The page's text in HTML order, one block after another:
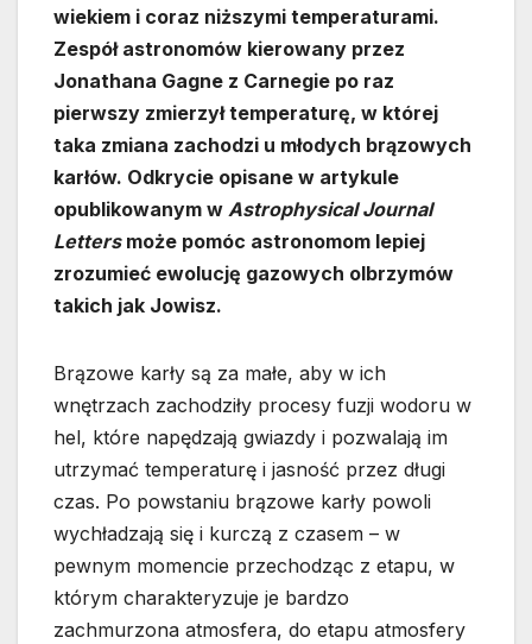
wiekiem i coraz niższymi temperaturami.
Zespół astronomów kierowany przez
Jonathana Gagne z Carnegie po raz
pierwszy zmierzył temperaturę, w której
taka zmiana zachodzi u młodych brązowych
karłów. Odkrycie opisane w artykule
opublikowanym w Astrophysical Journal
Lettersmoże pomóc astronomom lepiej
zrozumieć ewolucję gazowych olbrzymów
takich jak Jowisz.
Brązowe karły są za małe, aby w ich
wnętrzach zachodziły procesy fuzji wodoru w
hel, które napędzają gwiazdy i pozwalają im
utrzymać temperaturę i jasność przez długi
czas. Po powstaniu brązowe karły powoli
wychładzają się i kurczą z czasem – w
pewnym momencie przechodząc z etapu, w
którym charakteryzuje je bardzo
zachmurzona atmosfera, do etapu atmosfery